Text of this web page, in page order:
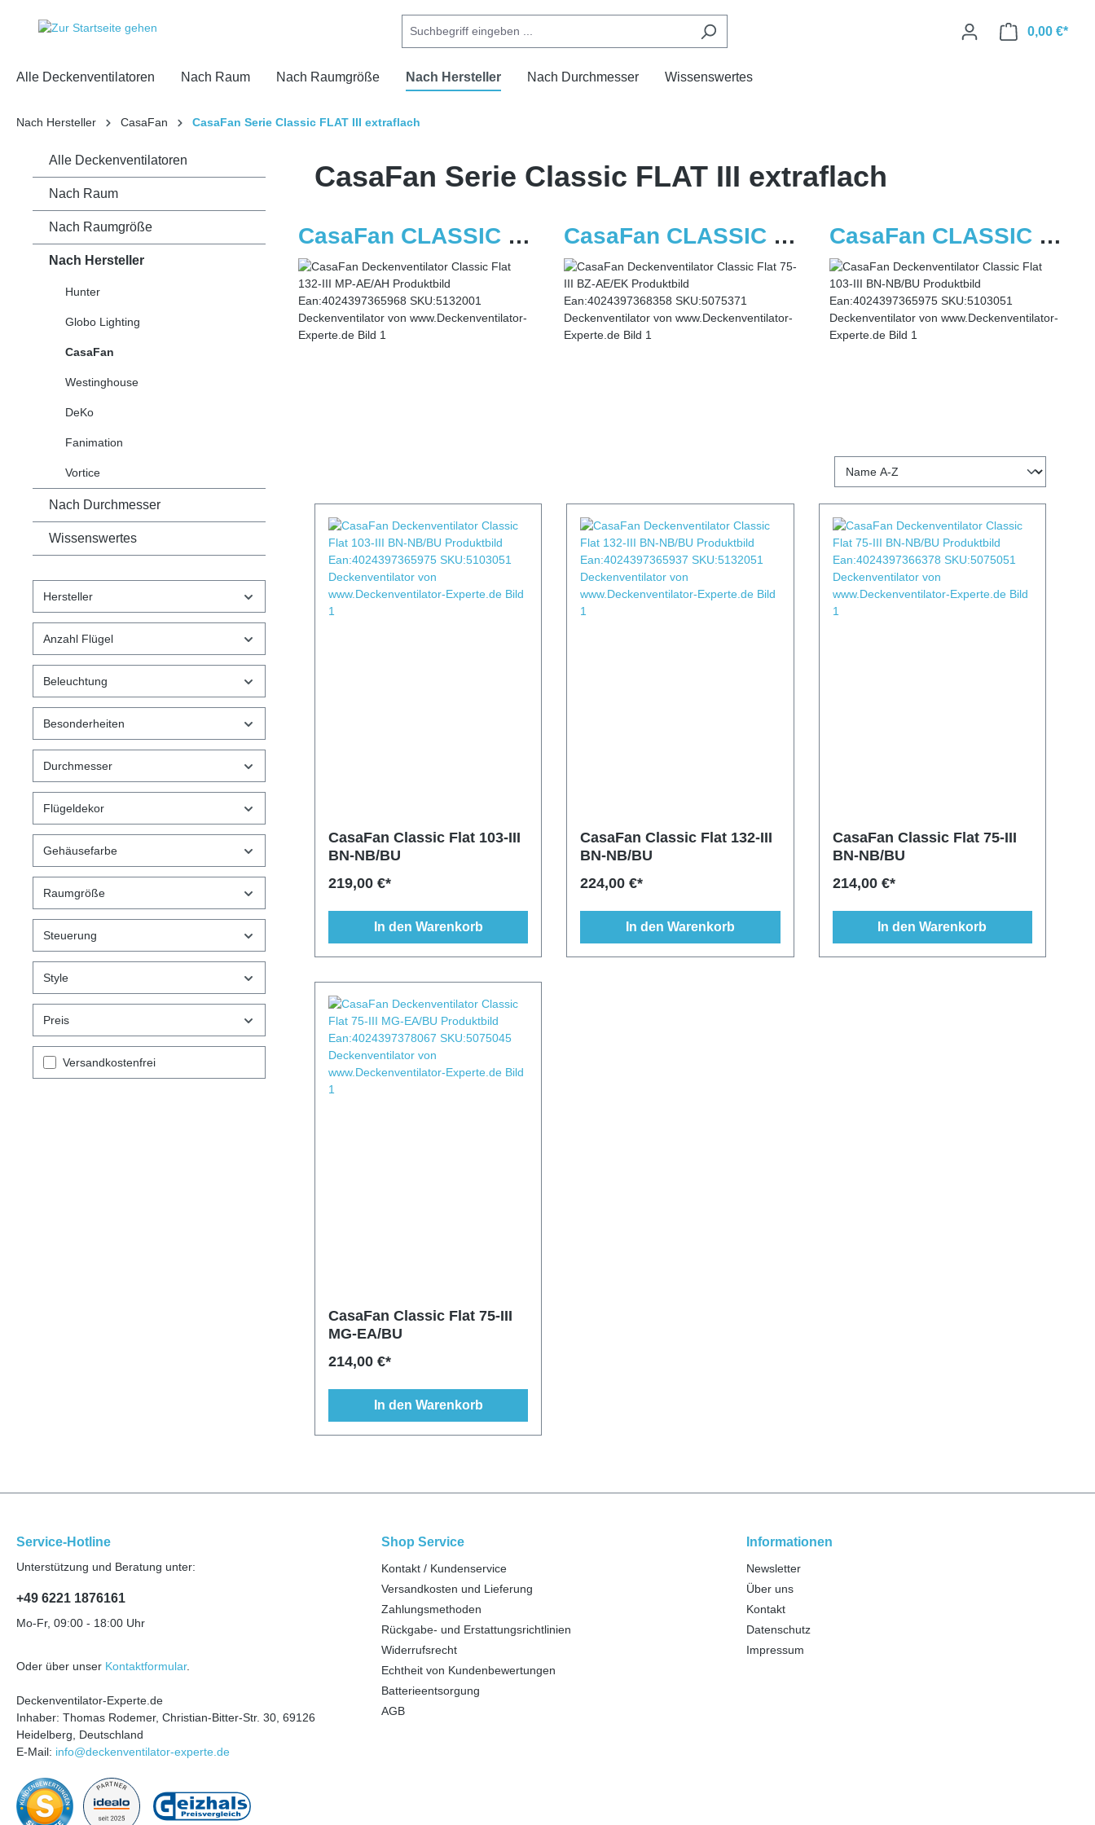
springen
0,00 €*
Alle Deckenventilatoren Nach Raum Nach Raumgröße Nach Hersteller Nach Durchmesser Wissenswertes
Nach Hersteller CasaFan CasaFan Serie Classic FLAT III extraflach
Alle Deckenventilatoren
Nach Raum
Nach Raumgröße
Nach Hersteller
Hunter
Globo Lighting
CasaFan
Westinghouse
DeKo
Fanimation
Vortice
Nach Durchmesser
Wissenswertes
Hersteller
Anzahl Flügel
Beleuchtung
Besonderheiten
Durchmesser
Flügeldekor
Gehäusefarbe
Raumgröße
Steuerung
Style
Preis
Filter hinzufügen: Versandkostenfrei
Versandkostenfrei
CasaFan Serie Classic FLAT III extraflach
CasaFan CLASSIC FLAT 132-III CasaFan CLASSIC FLAT 75-III CasaFan CLASSIC FLAT 103-III
CasaFan Classic Flat 103-III
BN-NB/BU
219,00 €*
In den Warenkorb
CasaFan Classic Flat 132-III
BN-NB/BU
224,00 €*
In den Warenkorb
CasaFan Classic Flat 75-III
BN-NB/BU
214,00 €*
In den Warenkorb
CasaFan Classic Flat 75-III
MG-EA/BU
214,00 €*
In den Warenkorb
Service-Hotline
Unterstützung und Beratung unter:
+49 6221 1876161
Mo-Fr, 09:00 - 18:00 Uhr
Oder über unser Kontaktformular.
Deckenventilator-Experte.de
Inhaber: Thomas Rodemer, Christian-Bitter-Str. 30, 69126
Heidelberg, Deutschland
E-Mail: info@deckenventilator-experte.de
Shop Service
Kontakt / Kundenservice
Versandkosten und Lieferung
Zahlungsmethoden
Rückgabe- und Erstattungsrichtlinien
Widerrufsrecht
Echtheit von Kundenbewertungen
Batterieentsorgung
AGB
Informationen
Newsletter
Über uns
Kontakt
Datenschutz
Impressum